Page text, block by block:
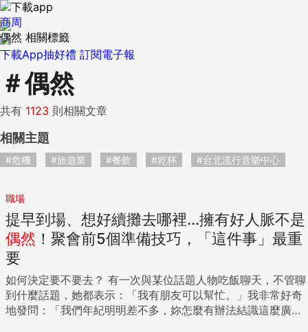
下載App抽好禮 訂閱電子報
商周
偶然 相關標籤
＃偶然
共有 1123 則相關文章
相關主題
#危機 #旅遊業 #餐飲 #乾杯 #台北流行音樂中心
職場
提早到場、想好續攤去哪裡...擁有好人脈不是
偶然 ！聚會前5個準備技巧，「這件事」最重
要
如何決定要不要去？ 有一次與某位話題人物吃飯聊天，不管聊
到什麼話題，她都表示：「我有朋友可以幫忙。」我非常好奇
地發問：「我們年紀明明差不多，妳怎麼有辦法結識這麼廣的